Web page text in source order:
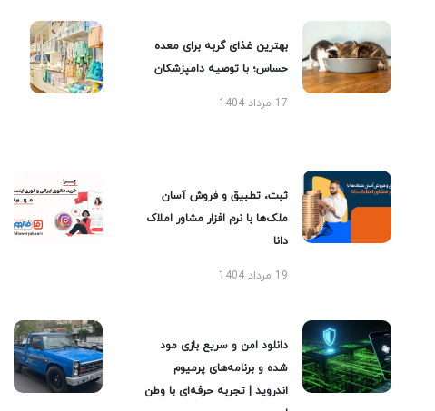
بهترین غذای گربه برای معده
حساس؛ با توصیه دامپزشکان
17 مرداد 1404
ثبت، تطبیق و فروش آسان
ملک‌ها با نرم افزار مشاور املاک
دانا
19 مرداد 1404
دانلود امن و سریع بازی مود
شده و برنامه‌های پرمیوم
اندروید | تجربه حرفه‌ای با وطن